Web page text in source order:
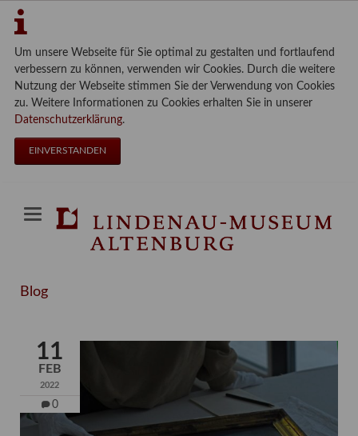
Um unsere Webseite für Sie optimal zu gestalten und fortlaufend
verbessern zu können, verwenden wir Cookies. Durch die weitere
Nutzung der Webseite stimmen Sie der Verwendung von Cookies
zu. Weitere Informationen zu Cookies erhalten Sie in unserer
Datenschutzerklärung.
EINVERSTANDEN
Blog
11
FEB
2022
0